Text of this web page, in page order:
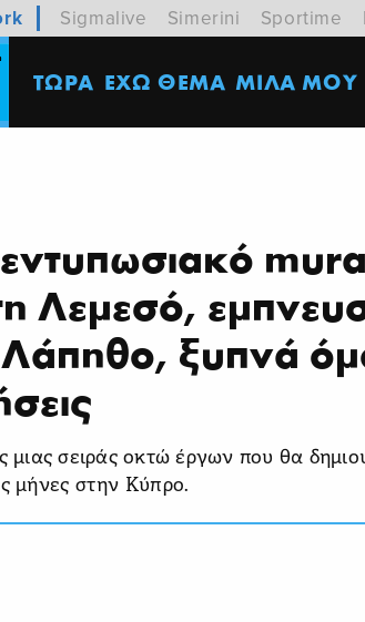
Sigmalive Simerini Sportime
ΤΩΡΑ ΕΧΩ ΘΕΜΑ MΙΛΑ ΜΟΥ
Λεμεσό,
ξυπνά
μιας σειράς οκτώ έργων που θα
μήνες στην Κύπρο.